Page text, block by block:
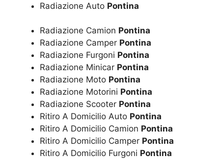
Radiazione Auto Pontina
Radiazione Camion Pontina
Radiazione Camper Pontina
Radiazione Furgoni Pontina
Radiazione Minicar Pontina
Radiazione Moto Pontina
Radiazione Motorini Pontina
Radiazione Scooter Pontina
Ritiro A Domicilio Auto Pontina
Ritiro A Domicilio Camion Pontina
Ritiro A Domicilio Camper Pontina
Ritiro A Domicilio Furgoni Pontina